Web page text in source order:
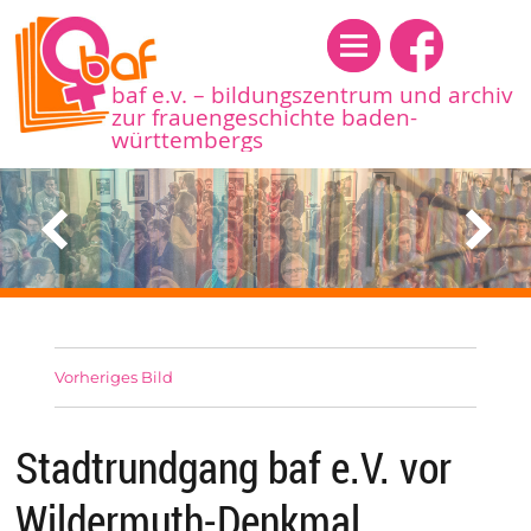
baf e.v. – bildungszentrum und archiv
zur frauengeschichte baden-
württembergs
Menü
Vorheriges Bild
Stadtrundgang baf e.V. vor